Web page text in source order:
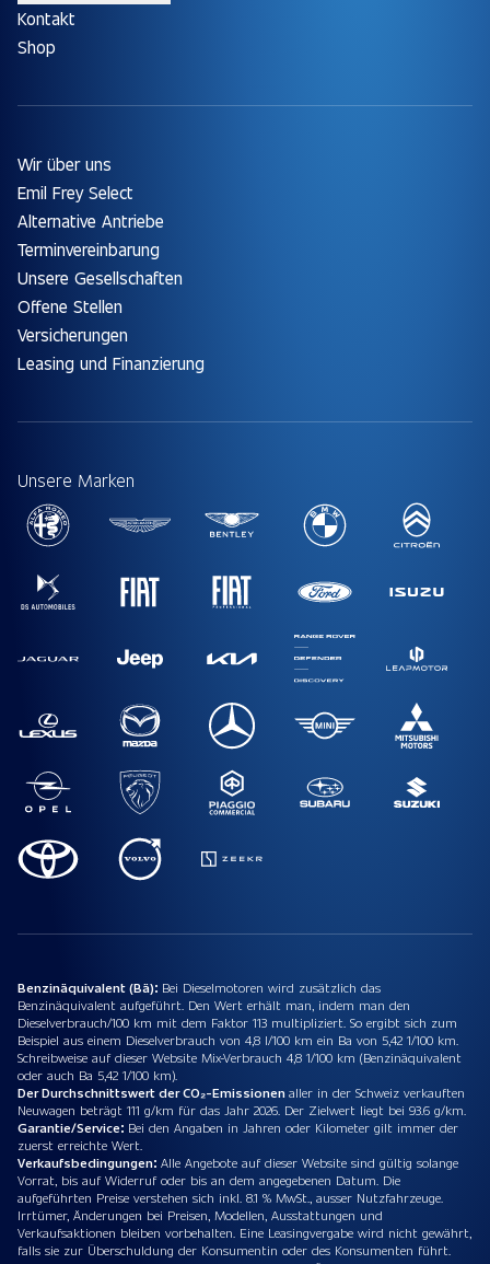
Kontakt
Shop
Wir über uns
Emil Frey Select
Alternative Antriebe
Terminvereinbarung
Unsere Gesellschaften
Offene Stellen
Versicherungen
Leasing und Finanzierung
Unsere Marken
Benzinäquivalent (Bä): Bei Dieselmotoren wird zusätzlich das
Benzinäquivalent aufgeführt. Den Wert erhält man, indem man den
Dieselverbrauch/100 km mit dem Faktor 113 multipliziert. So ergibt sich zum
Beispiel aus einem Dieselverbrauch von 4,8 l/100 km ein Ba von 5,42 1/100 km.
Schreibweise auf dieser Website Mix-Verbrauch 4,8 1/100 km (Benzinäquivalent
oder auch Ba 5,42 1/100 km).
Der Durchschnittswert der CO₂-Emissionenaller in der Schweiz verkauften
Neuwagen beträgt 111 g/km für das Jahr 2026. Der Zielwert liegt bei 93.6 g/km.
Garantie/Service: Bei den Angaben in Jahren oder Kilometer gilt immer der
zuerst erreichte Wert.
Verkaufsbedingungen: Alle Angebote auf dieser Website sind gültig solange
Vorrat, bis auf Widerruf oder bis an dem angegebenen Datum. Die
aufgeführten Preise verstehen sich inkl. 8.1 % MwSt., ausser Nutzfahrzeuge.
Irrtümer, Änderungen bei Preisen, Modellen, Ausstattungen und
Verkaufsaktionen bleiben vorbehalten. Eine Leasingvergabe wird nicht gewährt,
falls sie zur Überschuldung der Konsumentin oder des Konsumenten führt.